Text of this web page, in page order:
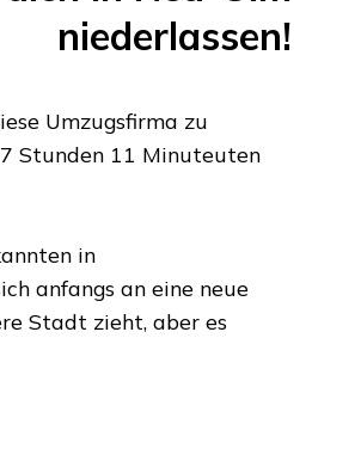
niederlassen!
Umzugsfirma zu
7 Stunden 11 Minuteuten
in
anfangs an eine neue
Stadt zieht, aber es